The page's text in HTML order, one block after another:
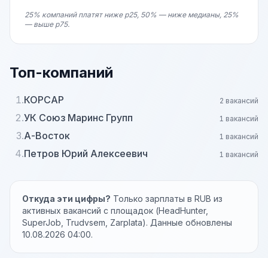
25% компаний платят ниже p25, 50% — ниже медианы, 25%
— выше p75.
Топ-компаний
1.КОРСАР 2 вакансий
2.УК Союз Маринс Групп 1 вакансий
3.А-Восток 1 вакансий
4.Петров Юрий Алексеевич 1 вакансий
Откуда эти цифры? Только зарплаты в RUB из
активных вакансий с площадок (HeadHunter,
SuperJob, Trudvsem, Zarplata). Данные обновлены
10.08.2026 04:00.